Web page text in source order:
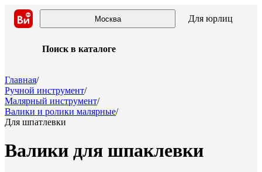
Москва Для юрлиц
Поиск в каталоге
Главная/
Ручной инструмент/
Малярный инструмент/
Валики и ролики малярные/
Для шпатлевки
Валики для шпаклевки